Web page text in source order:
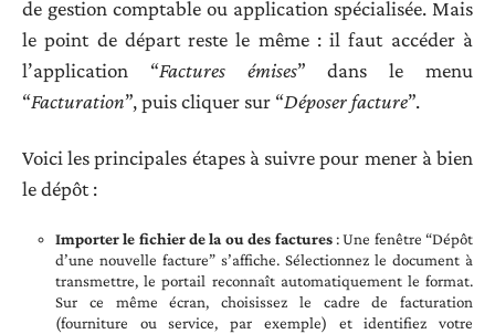
de gestion comptable ou application spécialisée. Mais
le point de départ reste le même : il faut accéder à
l’application “Factures émises” dans le menu
“Facturation”, puis cliquer sur “Déposer facture”.
Voici les principales étapes à suivre pour mener à bien
le dépôt :
Importer le fichier de la ou des factures: Une fenêtre “Dépôt
d’une nouvelle facture” s’affiche. Sélectionnez le document à
transmettre, le portail reconnaît automatiquement le format.
Sur ce même écran, choisissez le cadre de facturation
(fourniture ou service, par exemple) et identifiez votre